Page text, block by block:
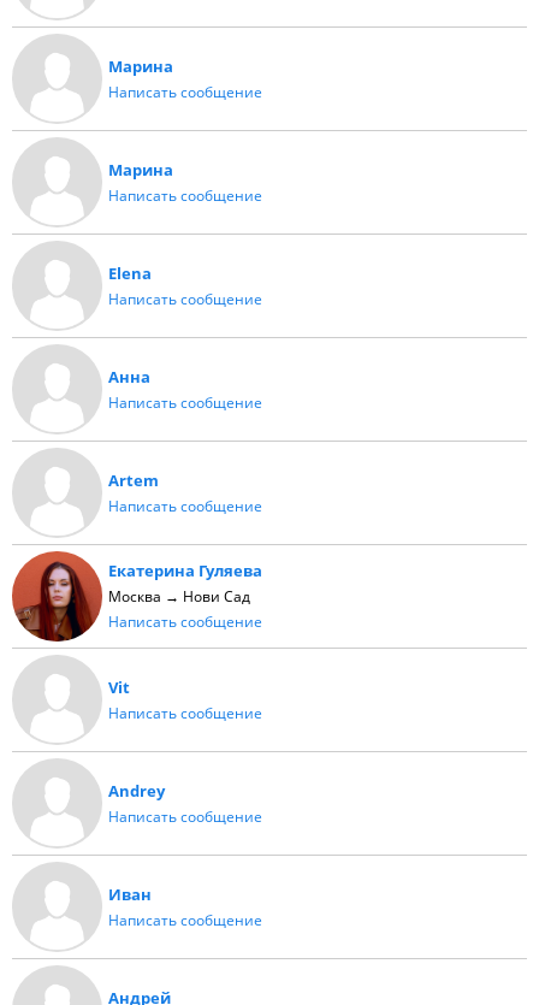
Марина
Написать сообщение
Марина
Написать сообщение
Elena
Написать сообщение
Анна
Написать сообщение
Artem
Написать сообщение
Екатерина Гуляева
Москва → Нови Сад
Написать сообщение
Vit
Написать сообщение
Andrey
Написать сообщение
Иван
Написать сообщение
Андрей